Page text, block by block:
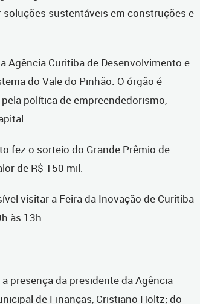
sustentáveis em construções e
Agência Curitiba de Desenvolvimento e
do Vale do Pinhão. O órgão é
política de empreendedorismo,
fez o sorteio do Grande Prêmio de
de R$ 150 mil.
visitar a Feira da Inovação de Curitiba
às 13h.
presença da presidente da Agência
de Finanças, Cristiano Holtz; do